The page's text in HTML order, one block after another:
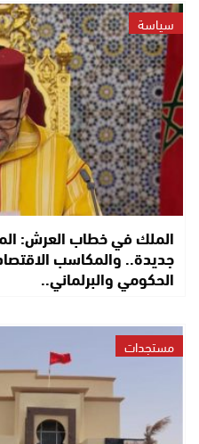
سياسة
الملك في خطاب العرش:
جديدة.. والمكاسب
الحكومي والبرلماني..
مستجدات